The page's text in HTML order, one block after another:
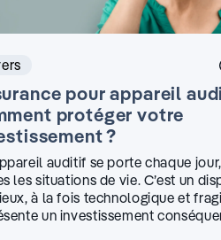
pour appareil
protéger votre
?
auditif se porte chaque
les situations de vie. C’est un
à la fois technologique et
un investissement